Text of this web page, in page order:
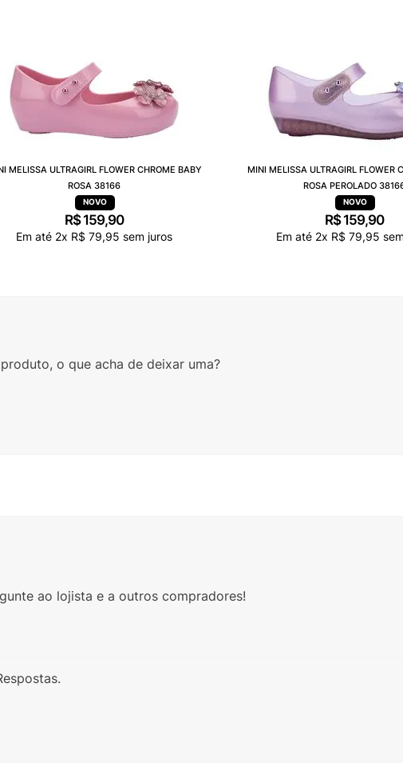
MELISSA ULTRAGIRL FLOWER CHROME BABY
ROSA 38166
R$ 159,90
Em até 2x R$ 79,95 sem juros
MINI MELISSA ULTRAGIRL FLOWER
ROSA PEROLADO
R$ 159,90
Em até 2x R$ 79,95
o que acha de deixar uma?
ao lojista e a outros compradores!